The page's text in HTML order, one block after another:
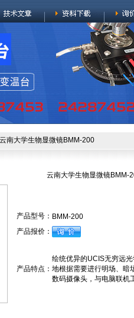
南大学生物显微镜BMM-200
云南大学生物显微镜BMM-
产品型号： BMM-200
产品报价：
产品特点：
绘统优异的UCIS无穷远
地根据需要进行明场、暗
数码摄像头，与电脑联机